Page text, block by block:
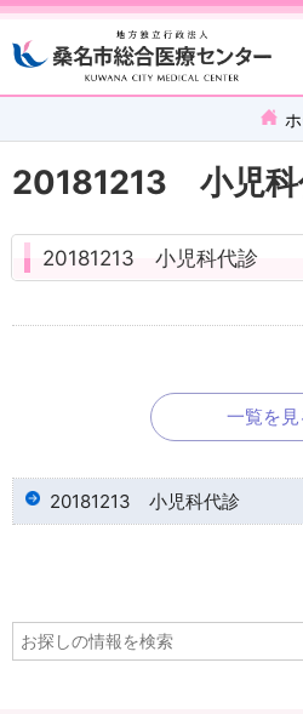
20181213 小児科
20181213 小児科代診
一覧を見
20181213 小児科代診